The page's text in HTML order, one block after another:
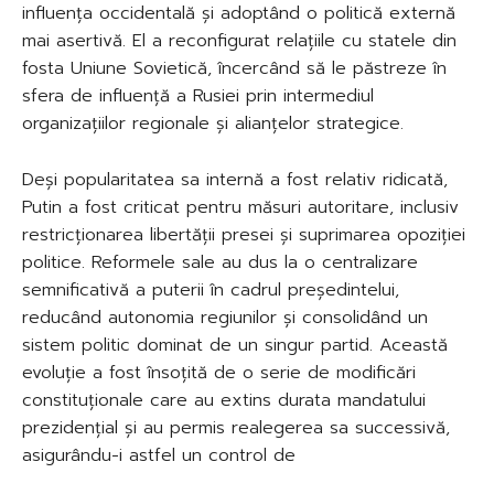
influența occidentală și adoptând o politică externă
mai asertivă. El a reconfigurat relațiile cu statele din
fosta Uniune Sovietică, încercând să le păstreze în
sfera de influență a Rusiei prin intermediul
organizațiilor regionale și alianțelor strategice.
Deși popularitatea sa internă a fost relativ ridicată,
Putin a fost criticat pentru măsuri autoritare, inclusiv
restricționarea libertății presei și suprimarea opoziției
politice. Reformele sale au dus la o centralizare
semnificativă a puterii în cadrul președintelui,
reducând autonomia regiunilor și consolidând un
sistem politic dominat de un singur partid. Această
evoluție a fost însoțită de o serie de modificări
constituționale care au extins durata mandatului
prezidențial și au permis realegerea sa successivă,
asigurându-i astfel un control de